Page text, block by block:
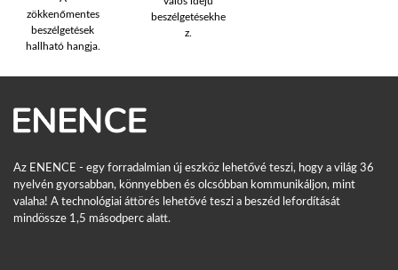
zökkenőmentes
beszélgetések
hallható hangja.
beszélgetésekhe
z.
Az ENENCE - egy forradalmian új eszköz lehetővé teszi, hogy a világ 36
nyelvén gyorsabban, könnyebben és olcsóbban kommunikáljon, mint
valaha! A technológiai áttörés lehetővé teszi a beszéd lefordítását
mindössze 1,5 másodperc alatt.